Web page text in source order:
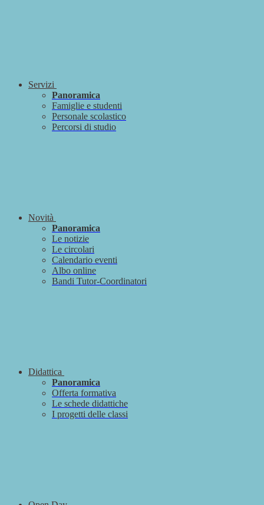
Servizi
Panoramica
Famiglie e studenti
Personale scolastico
Percorsi di studio
Novità
Panoramica
Le notizie
Le circolari
Calendario eventi
Albo online
Bandi Tutor-Coordinatori
Didattica
Panoramica
Offerta formativa
Le schede didattiche
I progetti delle classi